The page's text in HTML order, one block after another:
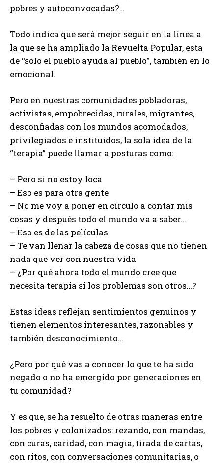
pobres y autoconvocadas?…
Todo indica que será mejor seguir en la línea a
la que se ha ampliado la Revuelta Popular, esta
de “sólo el pueblo ayuda al pueblo”, también en lo
emocional.
Pero en nuestras comunidades pobladoras,
activistas, empobrecidas, rurales, migrantes,
desconfiadas con los mundos acomodados,
privilegiados e instituidos, la sola idea de la
“terapia” puede llamar a posturas como:
– Pero si no estoy loca
– Eso es para otra gente
– No me voy a poner en círculo a contar mis
cosas y después todo el mundo va a saber…
– Eso es de las películas
– Te van llenar la cabeza de cosas que no tienen
nada que ver con nuestra vida
– ¿Por qué ahora todo el mundo cree que
necesita terapia si los problemas son otros…?
Estas ideas reflejan sentimientos genuinos y
tienen elementos interesantes, razonables y
también desconocimiento…
¿Pero por qué vas a conocer lo que te ha sido
negado o no ha emergido por generaciones en
tu comunidad?
Y es que, se ha resuelto de otras maneras entre
los pobres y colonizados: rezando, con mandas,
con curas, caridad, con magia, tirada de cartas,
con ritos, con conversaciones comunitarias, o